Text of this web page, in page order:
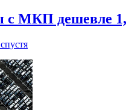
МКП дешевле